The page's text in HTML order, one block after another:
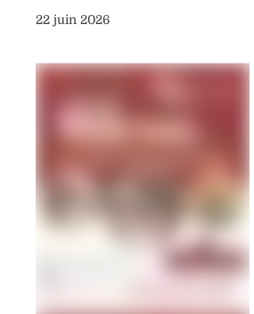
22 juin 2026